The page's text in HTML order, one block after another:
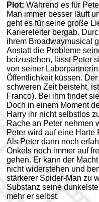
Plot: Während es für
Man immer besser läuft
geht es für seine große
Kariereleiter bergab.
ihrem Broadwaymusical
Anstatt die Probleme
beizustehen, lässt Peter
von seiner
Öffentlichkeit küssen.
schweren Zeit beisteht,
Franco). Bei ihm findet
Doch in einem Moment
Harry ihr nicht selbstlos
Rache an Peter nehmen
Peter wird auf eine Harte
Als Peter dann noch
Onkels noch immer auf
gehen. Er kann der
nicht widerstehen und
stärkerer Spider-Man zu
Substanz seine
mehr er selbst.